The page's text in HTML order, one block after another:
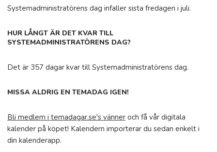
Systemadministratörens dag infaller sista fredagen i juli.
HUR LÅNGT ÄR DET KVAR TILL
SYSTEMADMINISTRATÖRENS DAG?
Det är 357 dagar kvar till Systemadministratörens dag.
MISSA ALDRIG EN TEMADAG IGEN!
Bli medlem i temadagar.se's vänner och få vår digitala
kalender på köpet! Kalendern importerar du sedan enkelt i
din kalenderapp.